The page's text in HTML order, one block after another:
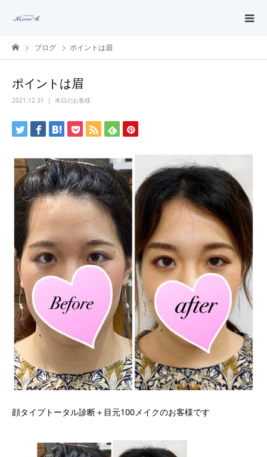
ブログ ポイントは眉
ポイントは眉
2021.12.31 本日のお客様
顔タイプトータル診断＋目元100メイクのお客様です